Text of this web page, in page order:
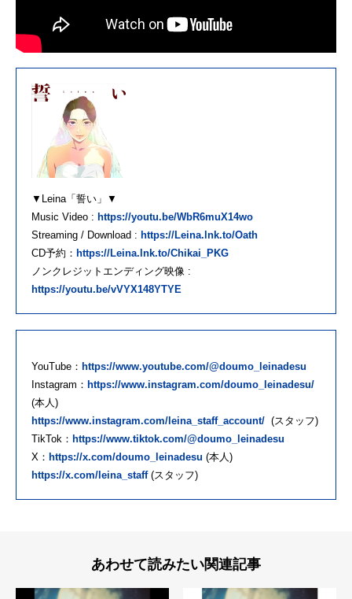
▼Leina「誓い」▼
Music Video : https://youtu.be/WbR6muX14wo
Streaming / Download : https://Leina.lnk.to/Oath
CD予約： https://Leina.lnk.to/Chikai_PKG
ノンクレジットエンディング映像 :
https://youtu.be/vVYX148YTYE
YouTube： https://www.youtube.com/@doumo_leinadesu
Instagram： https://www.instagram.com/doumo_leinadesu/
(本人)
https://www.instagram.com/leina_staff_account/ (スタッフ)
TikTok： https://www.tiktok.com/@doumo_leinadesu
X： https://x.com/doumo_leinadesu (本人)
https://x.com/leina_staff(スタッフ)
あわせて読みたい関連記事